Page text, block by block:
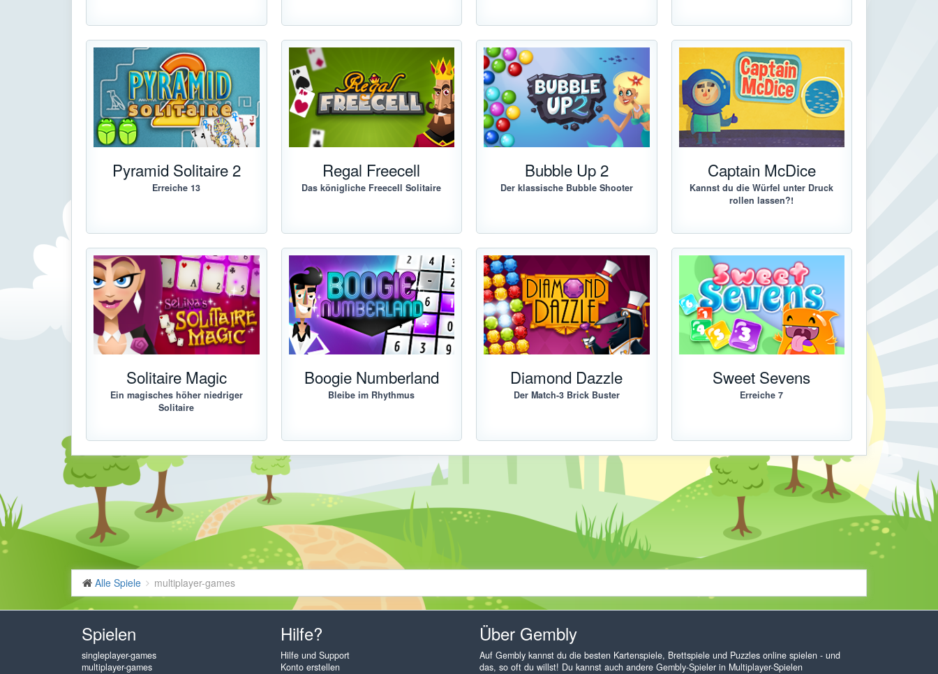
Pyramid Solitaire 2
Erreiche 13
Regal Freecell
Das königliche Freecell Solitaire
Bubble Up 2
Der klassische Bubble Shooter
Captain McDice
Kannst du die Würfel unter Druck
rollen lassen?!
Solitaire Magic
Ein magisches höher niedriger
Solitaire
Boogie Numberland
Bleibe im Rhythmus
Diamond Dazzle
Der Match-3 Brick Buster
Sweet Sevens
Erreiche 7
Alle Spiele multiplayer-games
Spielen
singleplayer-games
multiplayer-games
Hilfe?
Hilfe und Support
Konto erstellen
Über Gembly
Auf Gembly kannst du die besten Kartenspiele, Brettspiele und Puzzles online spielen - und
das, so oft du willst! Du kannst auch andere Gembly-Spieler in Multiplayer-Spielen